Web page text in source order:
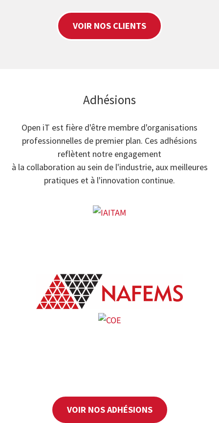
VOIR NOS CLIENTS
Adhésions
Open iT est fière d'être membre d'organisations
professionnelles de premier plan. Ces adhésions
reflètent notre engagement
à la collaboration au sein de l'industrie, aux meilleures
pratiques et à l'innovation continue.
VOIR NOS ADHÉSIONS